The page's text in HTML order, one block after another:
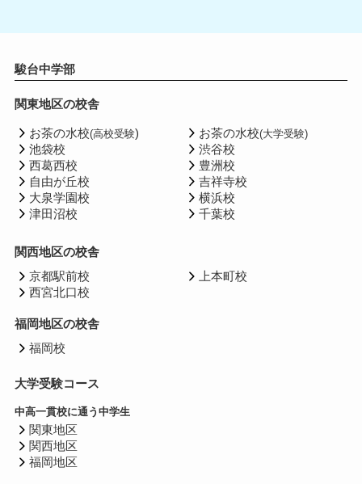
駿台中学部
関東地区の校舎
お茶の水校(高校受験)
池袋校
西葛西校
自由が丘校
大泉学園校
津田沼校
お茶の水校(大学受験)
渋谷校
豊洲校
吉祥寺校
横浜校
千葉校
関西地区の校舎
京都駅前校
西宮北口校
上本町校
福岡地区の校舎
福岡校
大学受験コース
中高一貫校に通う中学生
関東地区
関西地区
福岡地区